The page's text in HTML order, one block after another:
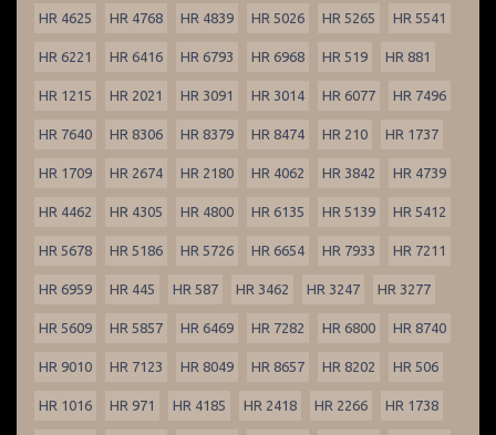
HR 4625 HR 4768 HR 4839 HR 5026 HR 5265 HR 5541
HR 6221 HR 6416 HR 6793 HR 6968 HR 519 HR 881
HR 1215 HR 2021 HR 3091 HR 3014 HR 6077 HR 7496
HR 7640 HR 8306 HR 8379 HR 8474 HR 210 HR 1737
HR 1709 HR 2674 HR 2180 HR 4062 HR 3842 HR 4739
HR 4462 HR 4305 HR 4800 HR 6135 HR 5139 HR 5412
HR 5678 HR 5186 HR 5726 HR 6654 HR 7933 HR 7211
HR 6959 HR 445 HR 587 HR 3462 HR 3247 HR 3277
HR 5609 HR 5857 HR 6469 HR 7282 HR 6800 HR 8740
HR 9010 HR 7123 HR 8049 HR 8657 HR 8202 HR 506
HR 1016 HR 971 HR 4185 HR 2418 HR 2266 HR 1738